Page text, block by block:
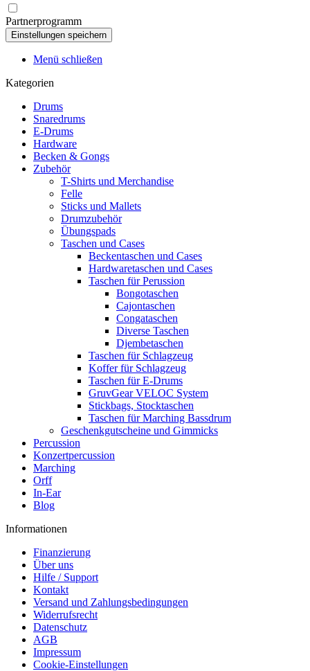
Partnerprogramm
Menü schließen
Kategorien
Drums
Snaredrums
E-Drums
Hardware
Becken & Gongs
Zubehör
T-Shirts und Merchandise
Felle
Sticks und Mallets
Drumzubehör
Übungspads
Taschen und Cases
Beckentaschen und Cases
Hardwaretaschen und Cases
Taschen für Perussion
Bongotaschen
Cajontaschen
Congataschen
Diverse Taschen
Djembetaschen
Taschen für Schlagzeug
Koffer für Schlagzeug
Taschen für E-Drums
GruvGear VELOC System
Stickbags, Stocktaschen
Taschen für Marching Bassdrum
Geschenkgutscheine und Gimmicks
Percussion
Konzertpercussion
Marching
Orff
In-Ear
Blog
Informationen
Finanzierung
Über uns
Hilfe / Support
Kontakt
Versand und Zahlungsbedingungen
Widerrufsrecht
Datenschutz
AGB
Impressum
Cookie-Einstellungen